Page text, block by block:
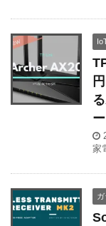
家
ガ